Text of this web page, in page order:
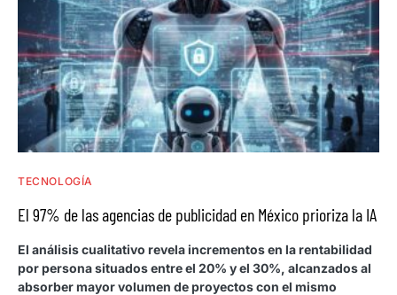
TECNOLOGÍA
El 97% de las agencias de publicidad en México prioriza la IA
El análisis cualitativo revela incrementos en la rentabilidad
por persona situados entre el 20% y el 30%, alcanzados al
absorber mayor volumen de proyectos con el mismo